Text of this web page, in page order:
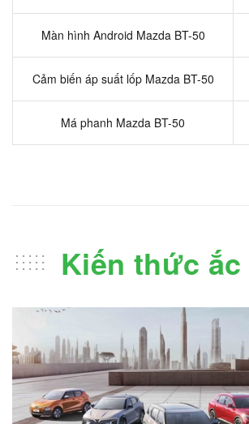
Màn hình Android Mazda BT-50
Cảm biến áp suất lốp Mazda BT-50
Má phanh Mazda BT-50
Kiến thức